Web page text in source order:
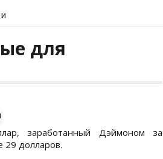
для
заработанный Дэймоном за
29 долларов.